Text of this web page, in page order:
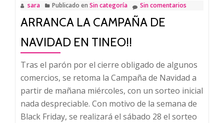
sara Publicado en Sin categoría Sin comentarios
ARRANCA LA CAMPAÑA DE
NAVIDAD EN TINEO!!
Tras el parón por el cierre obligado de algunos
comercios, se retoma la Campaña de Navidad a
partir de mañana miércoles, con un sorteo inicial
nada despreciable. Con motivo de la semana de
Black Friday, se realizará el sábado 28 el sorteo